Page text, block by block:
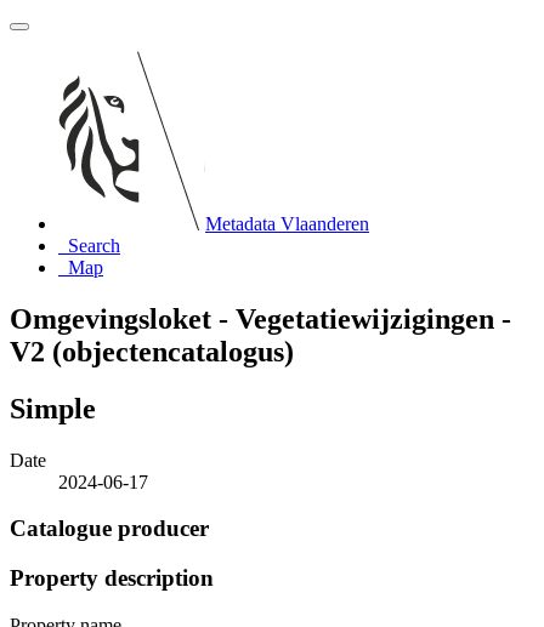
Metadata Vlaanderen
Search
Map
Omgevingsloket - Vegetatiewijzigingen -
V2 (objectencatalogus)
Simple
Date
2024-06-17
Catalogue producer
Property description